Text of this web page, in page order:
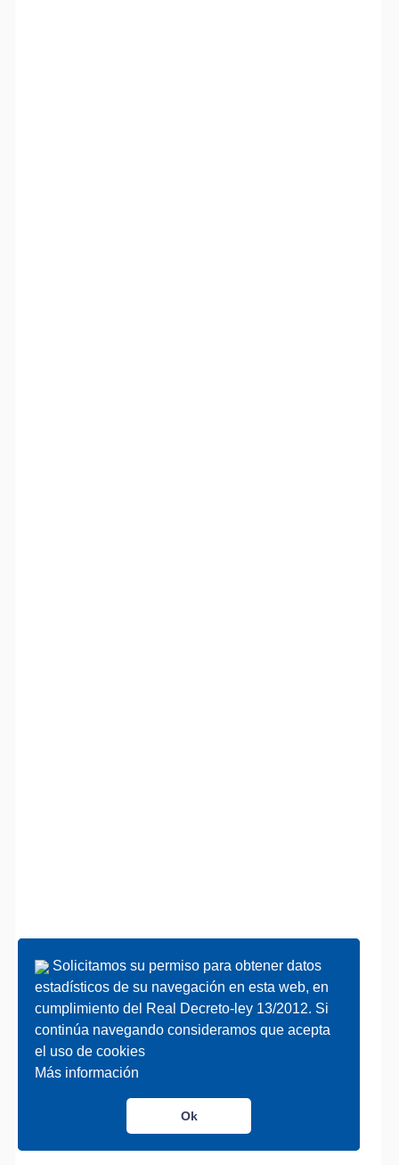
Solicitamos su permiso para obtener datos
estadísticos de su navegación en esta web, en
cumplimiento del Real Decreto-ley 13/2012. Si
continúa navegando consideramos que acepta
el uso de cookies
Más información
Ok
Solicitamos su permiso para obtener datos
estadísticos de su navegación en esta web, en
cumplimiento del Real Decreto-ley 13/2012. Si
continúa navegando consideramos que acepta
el uso de cookies
Más información
Ok